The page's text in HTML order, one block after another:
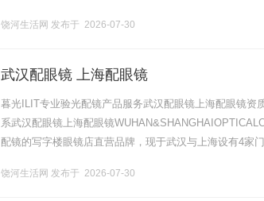
饶河生活网 发布于 2026-07-30
武汉配眼镜 上海配眼镜
暮光ILIT专业验光配镜产品服务武汉配眼镜上海配眼镜资
系武汉配眼镜上海配眼镜
配镜的写字楼眼镜店直营品牌，现于武汉与上海设有4家
饶河生活网 发布于 2026-07-30